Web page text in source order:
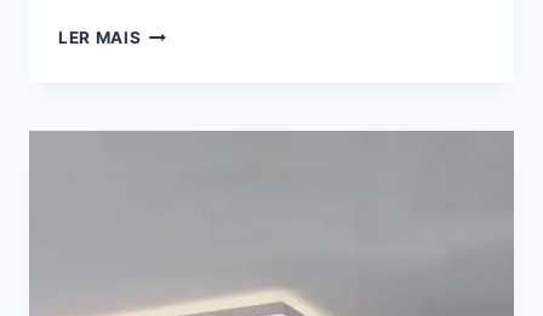
LER MAIS